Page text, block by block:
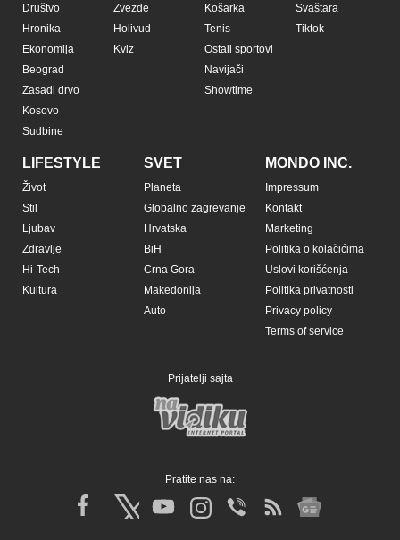
Društvo
Hronika
Ekonomija
Beograd
Zasadi drvo
Kosovo
Sudbine
Zvezde
Holivud
Kviz
Košarka
Tenis
Ostali sportovi
Navijači
Showtime
Svaštara
Tiktok
LIFESTYLE
Život
Stil
Ljubav
Zdravlje
Hi-Tech
Kultura
SVET
Planeta
Globalno zagrevanje
Hrvatska
BiH
Crna Gora
Makedonija
Auto
MONDO INC.
Impressum
Kontakt
Marketing
Politika o kolačićima
Uslovi korišćenja
Politika privatnosti
Privacy policy
Terms of service
Prijatelji sajta
Pratite nas na: